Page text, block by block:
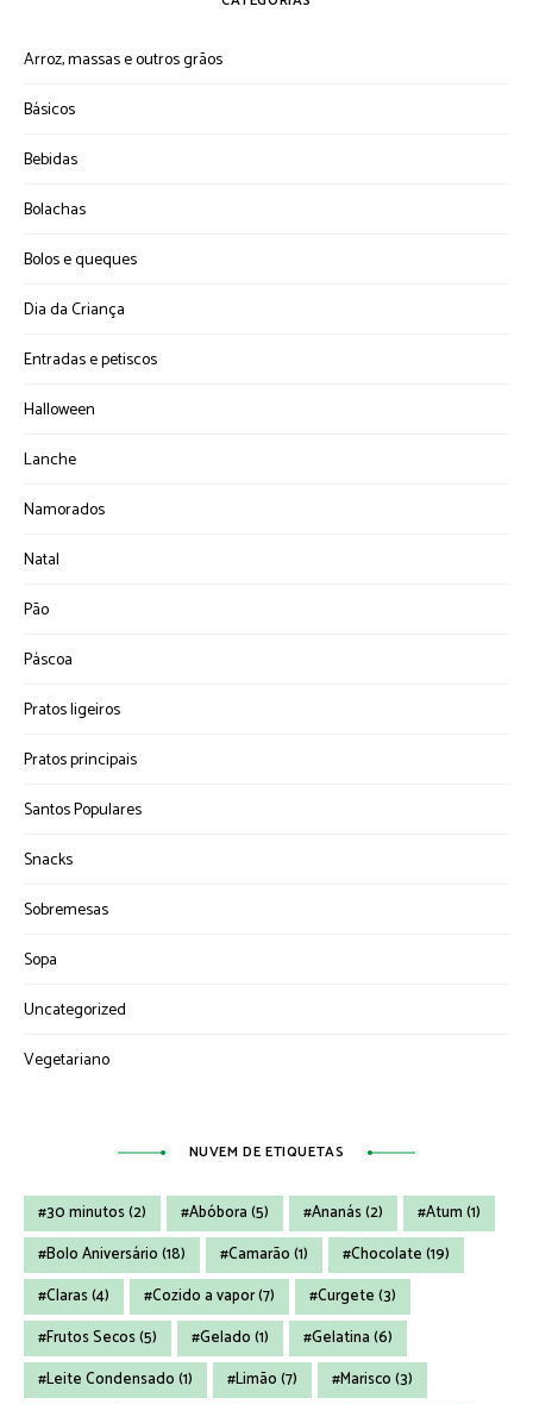
Arroz, massas e outros grãos
Básicos
Bebidas
Bolachas
Bolos e queques
Dia da Criança
Entradas e petiscos
Halloween
Lanche
Namorados
Natal
Pão
Páscoa
Pratos ligeiros
Pratos principais
Santos Populares
Snacks
Sobremesas
Sopa
Uncategorized
Vegetariano
NUVEM DE ETIQUETAS
30 minutos(2) Abóbora(5) Ananás(2) Atum(1)
Bolo Aniversário(18) Camarão(1) Chocolate(19)
Claras(4) Cozido a vapor(7) Curgete(3)
Frutos Secos(5) Gelado(1) Gelatina(6)
Leite Condensado(1) Limão(7) Marisco(3)